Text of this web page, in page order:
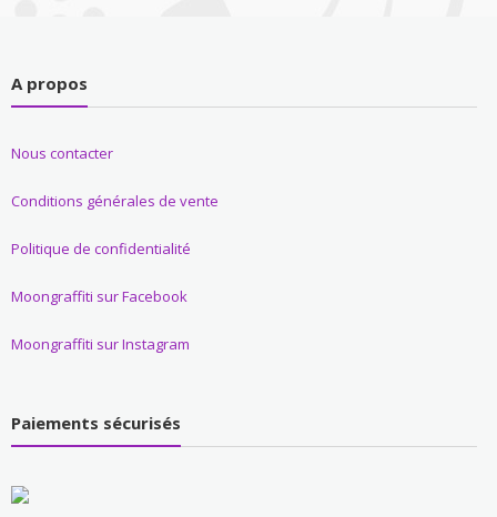
A propos
Nous contacter
Conditions générales de vente
Politique de confidentialité
Moongraffiti sur Facebook
Moongraffiti sur Instagram
Paiements sécurisés